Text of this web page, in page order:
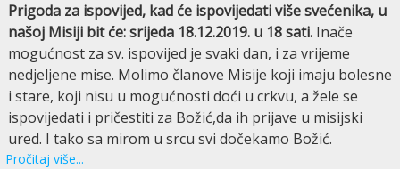
Prigoda za ispovijed, kad će ispovijedati više svećenika, u
našoj Misiji bit će: srijeda 18.12.2019. u 18 sati. Inače
mogućnost za sv. ispovijed je svaki dan, i za vrijeme
nedjeljene mise. Molimo članove Misije koji imaju bolesne
i stare, koji nisu u mogućnosti doći u crkvu, a žele se
ispovijedati i pričestiti za Božić,da ih prijave u misijski
ured. I tako sa mirom u srcu svi dočekamo Božić.
Pročitaj više...